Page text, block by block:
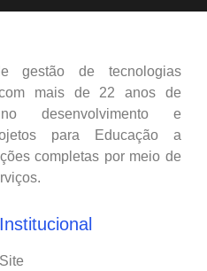
gestão de tecnologias
com mais de 22 anos de
desenvolvimento e
para Educação a
completas por meio de
Institucional
Site